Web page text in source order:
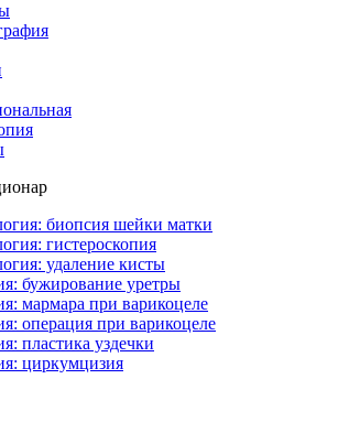
биопсия шейки матки
гистероскопия
удаление кисты
бужирование уретры
мармара при варикоцеле
операция при варикоцеле
пластика уздечки
циркумцизия